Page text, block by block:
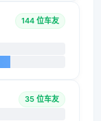
144 位车友
35 位车友